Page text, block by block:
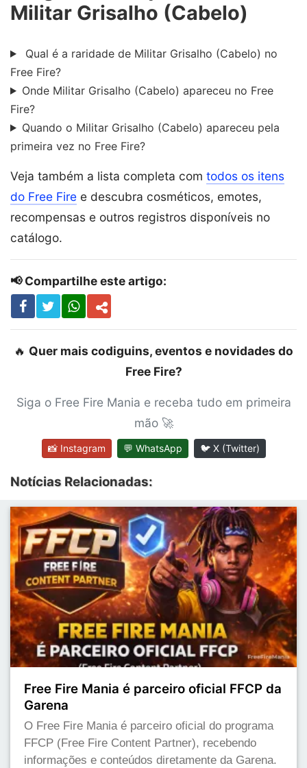
Militar Grisalho (Cabelo)
Qual é a raridade de Militar Grisalho (Cabelo) no
Free Fire?
Onde Militar Grisalho (Cabelo) apareceu no Free
Fire?
Quando o Militar Grisalho (Cabelo) apareceu pela
primeira vez no Free Fire?
Veja também a lista completa com todos os itens
do Free Fire e descubra cosméticos, emotes,
recompensas e outros registros disponíveis no
catálogo.
📢 Compartilhe este artigo:
🔥 Quer mais codiguins, eventos e novidades do
Free Fire?
Siga o Free Fire Mania e receba tudo em primeira
mão 🚀
📸 Instagram 💬 WhatsApp 🐦 X (Twitter)
Notícias Relacionadas:
Free Fire Mania é parceiro oficial FFCP da
Garena
O Free Fire Mania é parceiro oficial do programa
FFCP (Free Fire Content Partner), recebendo
informações e conteúdos diretamente da Garena.